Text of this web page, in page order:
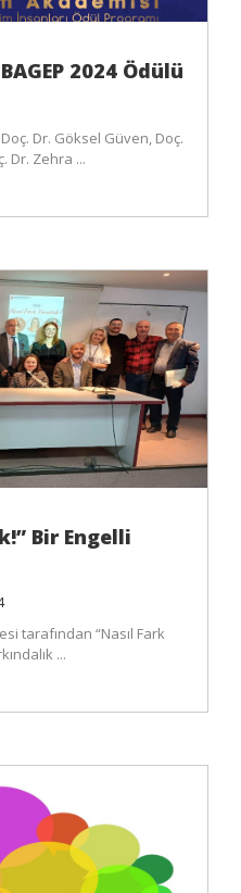
2024 Ödülü
Dr. Göksel Güven, Doç.
Dr. Zehra ...
Bir Engelli
tarafından “Nasıl Fark
...